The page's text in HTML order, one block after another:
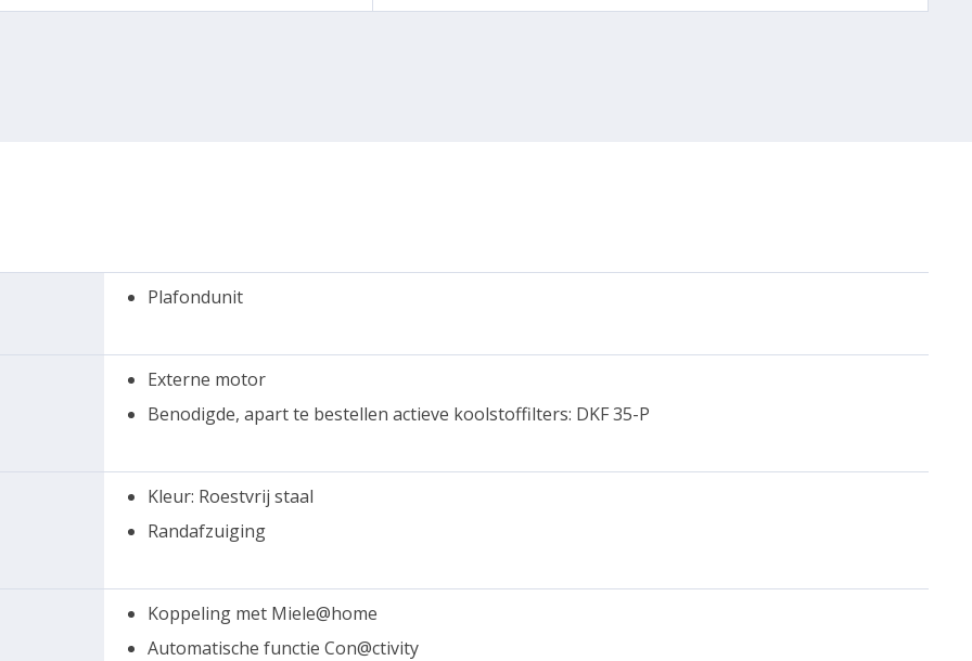
Plafondunit
Externe motor
Benodigde, apart te bestellen actieve koolstoffilters: DKF 35-P
Kleur: Roestvrij staal
Randafzuiging
Koppeling met Miele@home
Automatische functie Con@ctivity